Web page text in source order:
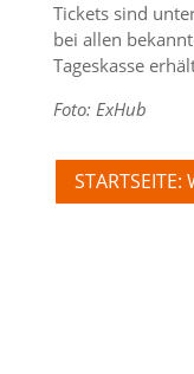
Tickets sind
bei allen
Tageskasse
Foto: ExHub